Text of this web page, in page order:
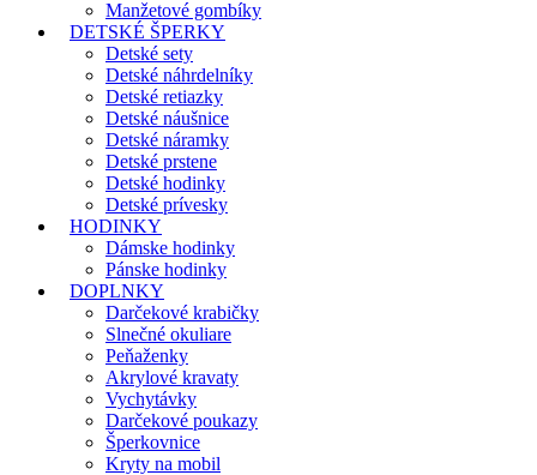
Manžetové gombíky
DETSKÉ ŠPERKY
Detské sety
Detské náhrdelníky
Detské retiazky
Detské náušnice
Detské náramky
Detské prstene
Detské hodinky
Detské prívesky
HODINKY
Dámske hodinky
Pánske hodinky
DOPLNKY
Darčekové krabičky
Slnečné okuliare
Peňaženky
Akrylové kravaty
Vychytávky
Darčekové poukazy
Šperkovnice
Kryty na mobil